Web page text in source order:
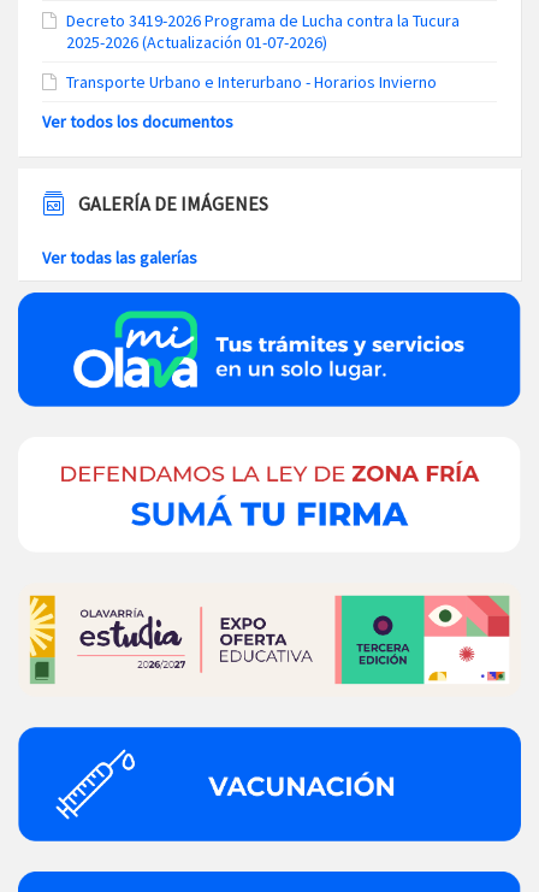
Decreto 3419-2026 Programa de Lucha contra la Tucura
2025-2026 (Actualización 01-07-2026)
Transporte Urbano e Interurbano - Horarios Invierno
Ver todos los documentos
GALERÍA DE IMÁGENES
Ver todas las galerías